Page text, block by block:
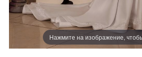
Нажмите на изображение,